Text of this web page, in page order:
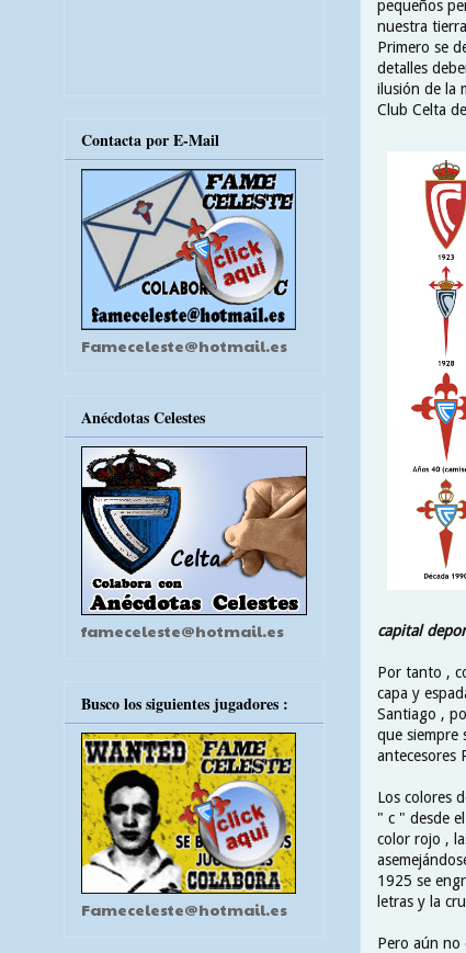
pequeños
nuestra
Primero se
detalles
ilusión de la
Club Celta
capital
Por tanto ,
capa y
Santiago ,
que siempre
antecesores
Los colores
" c " desde
color rojo ,
1925 se
letras y la
Pero aún no
Contacta por E-Mail
Fameceleste@hotmail.es
Anécdotas Celestes
fameceleste@hotmail.es
Busco los siguientes jugadores :
Fameceleste@hotmail.es